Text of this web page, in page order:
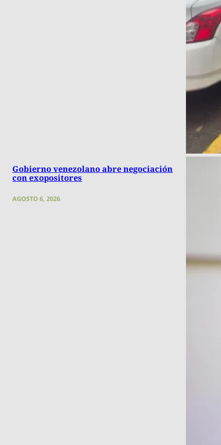
Gobierno venezolano abre negociación
con exopositores
AGOSTO 6, 2026